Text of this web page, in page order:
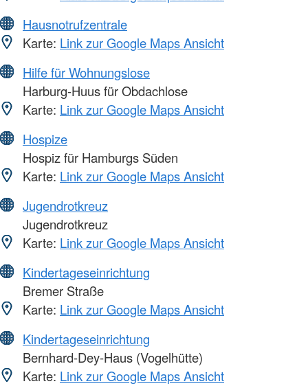
Hausnotrufzentrale
Karte: Link zur Google Maps Ansicht
Hilfe für Wohnungslose
Harburg-Huus für Obdachlose
Karte: Link zur Google Maps Ansicht
Hospize
Hospiz für Hamburgs Süden
Karte: Link zur Google Maps Ansicht
Jugendrotkreuz
Jugendrotkreuz
Karte: Link zur Google Maps Ansicht
Kindertageseinrichtung
Bremer Straße
Karte: Link zur Google Maps Ansicht
Kindertageseinrichtung
Bernhard-Dey-Haus (Vogelhütte)
Karte: Link zur Google Maps Ansicht